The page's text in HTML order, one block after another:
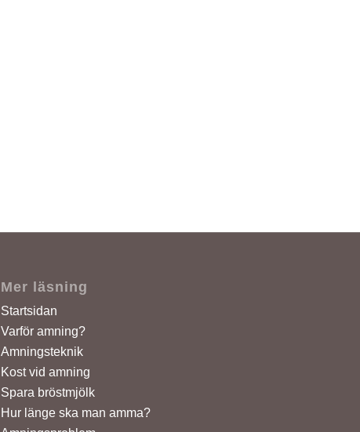
Mer läsning
Startsidan
Varför amning?
Amningsteknik
Kost vid amning
Spara bröstmjölk
Hur länge ska man amma?